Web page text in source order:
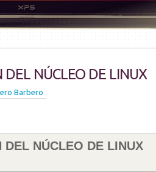
NÚCLEO DE LINUX
Barbero
DEL NÚCLEO DE LINUX